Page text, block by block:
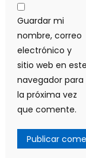
Guardar mi
nombre, correo
electrónico y
sitio web en este
navegador para
la próxima vez
que comente.